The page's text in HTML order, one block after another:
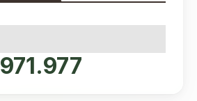
971.977